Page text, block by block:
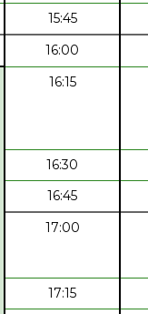
15:45
16:00
16:15
16:30
16:45
17:00
17:15